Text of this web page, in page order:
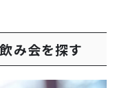
み会を探す